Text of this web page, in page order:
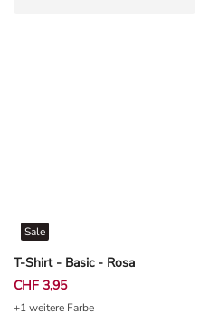
T-Shirt - Basic - Rosa
Sale
CHF 3,95
+1 weitere Farbe